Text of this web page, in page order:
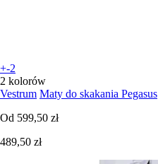
+-2
2 kolorów
Vestrum Maty do skakania Pegasus
Od 599,50 zł
489,50 zł